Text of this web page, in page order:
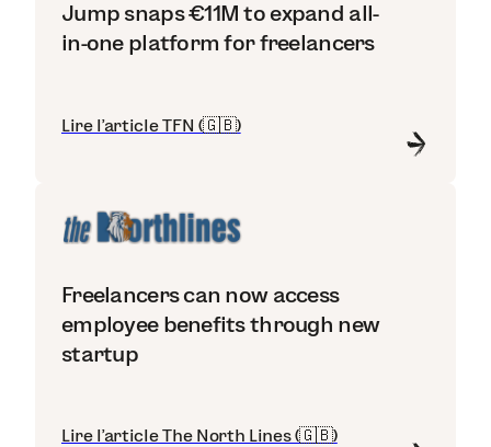
Jump snaps €11M to expand all-
in-one platform for freelancers
Lire l'article TFN (🇬🇧)
Freelancers can now access
employee benefits through new
startup
Lire l'article The North Lines (🇬🇧)